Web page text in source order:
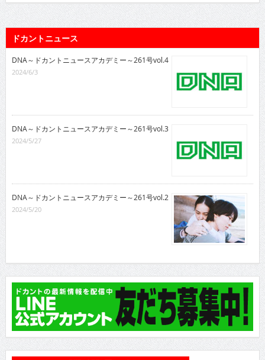
ドカントニュース
DNA～ドカントニュースアカデミー～261号vol.4
2024/6/3
DNA～ドカントニュースアカデミー～261号vol.3
2024/5/27
DNA～ドカントニュースアカデミー～261号vol.2
2024/5/20